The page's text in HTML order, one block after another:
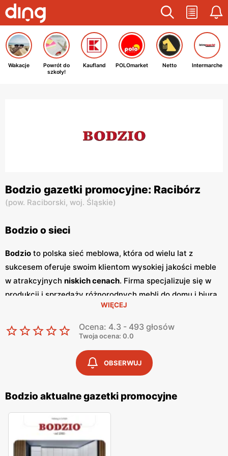
Wakacje
Powrót do
szkoły!
Kaufland POLOmarket Netto Intermarche
Bodzio gazetki promocyjne: Racibórz
(pow. Raciborski, woj. Śląskie)
Bodzio o sieci
Bodzio to polska sieć meblowa, która od wielu lat z
sukcesem oferuje swoim klientom wysokiej jakości meble
w atrakcyjnych niskich cenach. Firma specjalizuje się w
produkcji i sprzedaży różnorodnych mebli do domu i biura,
które cechują się nowoczesnym designem i
funkcjonalnością. Klienci cenią sobie szeroki wybór,
trwałość produktów oraz częstepromocje
pozwalają na zakup mebli w korzystnych cenach. Jednym
z kluczowych elementów marketingowych sieci
regularnie wydawanegazetki promocyjne
publikowane co kilka tygodni, prezentują najnowsze oferty
specjalne, nowości produktowe oraz sezonowe
wyprzedaże. Dostępne są zarówno w formie papierowej w
sklepach, jak i online, co umożliwia klientom łatwe
śledzeniepromocjii planowanie zakupów.
WIĘCEJ
Ocena: 4.3 - 493 głosów
Twoja ocena: 0.0
OBSERWUJ
Bodzio aktualne gazetki promocyjne